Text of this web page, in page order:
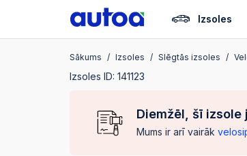
Izsoles
Sākums Izsoles Slēgtās izsoles
Izsoles ID: 141123
Diemžēl, šī izsole
Mums ir arī vairāk